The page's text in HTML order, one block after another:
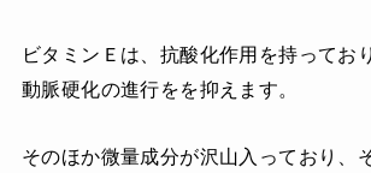
ビタミンＥは、抗酸化作用を持ってお
動脈硬化の進行をを抑えます。
そのほか微量成分が沢山入っており、